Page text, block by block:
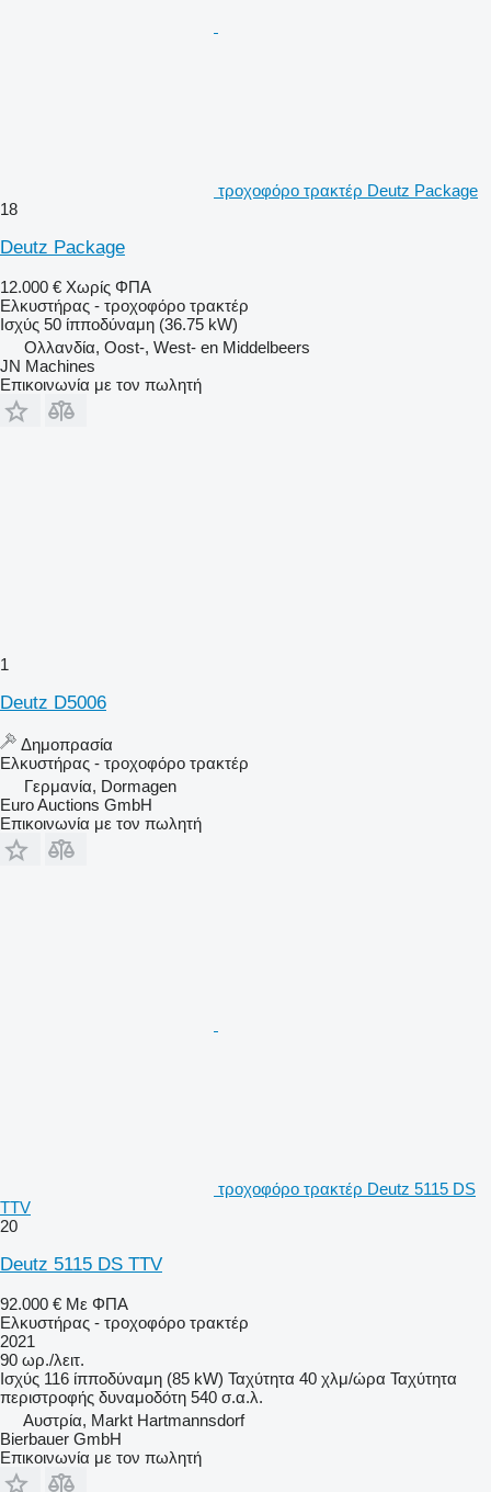
τροχοφόρο τρακτέρ Deutz Package
18
Deutz Package
12.000 € Χωρίς ΦΠΑ
Ελκυστήρας - τροχοφόρο τρακτέρ
Ισχύς 50 ίπποδύναμη (36.75 kW)
Ολλανδία, Oost-, West- en Middelbeers
JN Machines
Επικοινωνία με τον πωλητή
1
Deutz D5006
Δημοπρασία
Ελκυστήρας - τροχοφόρο τρακτέρ
Γερμανία, Dormagen
Euro Auctions GmbH
Επικοινωνία με τον πωλητή
τροχοφόρο τρακτέρ Deutz 5115 DS
TTV
20
Deutz 5115 DS TTV
92.000 € Με ΦΠΑ
Ελκυστήρας - τροχοφόρο τρακτέρ
2021
90 ωρ./λειτ.
Ισχύς 116 ίπποδύναμη (85 kW) Ταχύτητα 40 χλμ/ώρα Ταχύτητα
περιστροφής δυναμοδότη 540 σ.α.λ.
Αυστρία, Markt Hartmannsdorf
Bierbauer GmbH
Επικοινωνία με τον πωλητή